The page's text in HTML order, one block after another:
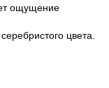
ощущение
цвета.